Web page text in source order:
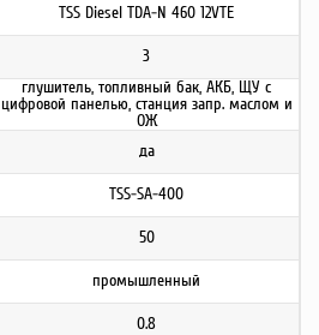
TSS Diesel TDA-N 460 12VTE
3
глушитель, топливный бак, АКБ, ЩУ с
цифровой панелью, станция запр. маслом и
ОЖ
да
TSS-SA-400
50
промышленный
0.8